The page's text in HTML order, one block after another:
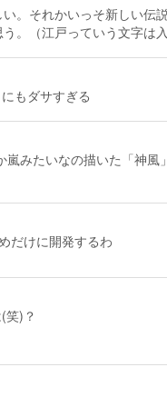
。それかいっそ新しい伝
。（江戸っていう文字は入
もダサすぎる
みたいなの描いた「神
だけに開発するわ
)？